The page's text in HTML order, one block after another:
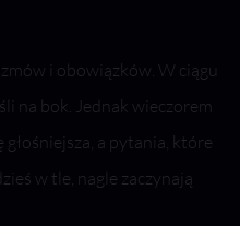
i obowiązków. W ciągu
na bok. Jednak wieczorem
a pytania, które
w tle, nagle zaczynają